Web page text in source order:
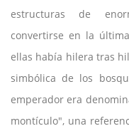
estructuras de
convertirse en la
ellas había hilera tras
simbólica de los
emperador era
montículo", una